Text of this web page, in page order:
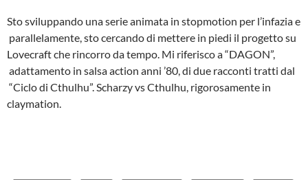
Sto sviluppando una serie animata in stop­motion per l’infazia e
parallelamente, sto cercando di mettere in piedi il progetto su
Lovecraft che rincorro da tempo. Mi riferisco a “DAGON”,
adattamento in salsa action anni ’80, di due racconti tratti dal
“Ciclo di Cthulhu”. Scharzy vs Cthulhu, rigorosamente in
claymation.